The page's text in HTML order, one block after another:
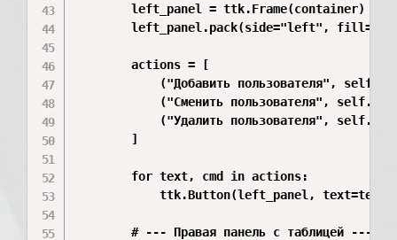
        left_panel = ttk.Frame(container)
left_panel.pack(side="left",
        actions = [
("Добавить пользователя",
("Сменить пользователя",
("Удалить пользователя",
        ]
        for text, cmd in actions:
ttk.Button(left_panel,
        # --- Правая панель с таблицей ---